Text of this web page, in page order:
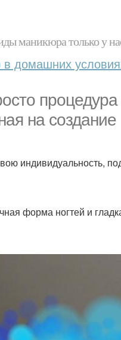
маникюра только у
домашних
процедура
на создание
индивидуальность,
форма ногтей и